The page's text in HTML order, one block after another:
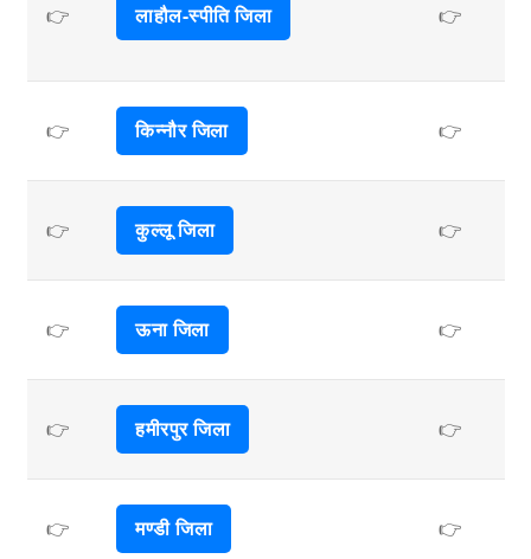
👉 लाहौल-स्पीति जिला 👉
👉 किन्नौर जिला 👉
👉 कुल्लू जिला 👉
👉 ऊना जिला 👉
👉 हमीरपुर जिला 👉
👉 मण्डी जिला 👉